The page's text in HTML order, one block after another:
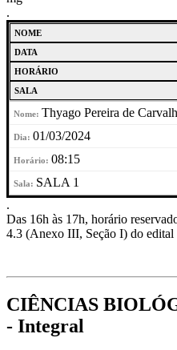
.
NOME
DATA
HORÁRIO
SALA
Thyago Pereira de
01/03/2024
08:15
SALA 1
.
Das 16h às 17h, horário
4.3 (Anexo III, Seção I) do edital
CIÊNCIAS
- Integral